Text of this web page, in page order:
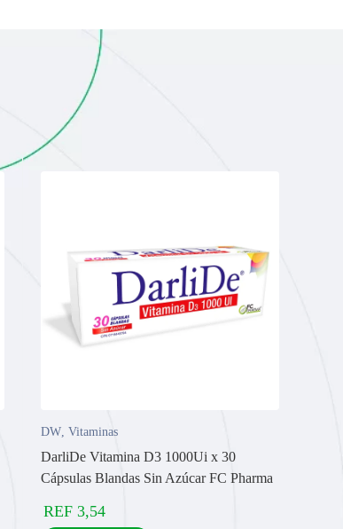
DW, Vitaminas
DarliDe Vitamina D3 1000Ui x 30
Cápsulas Blandas Sin Azúcar FC Pharma
REF 3,54